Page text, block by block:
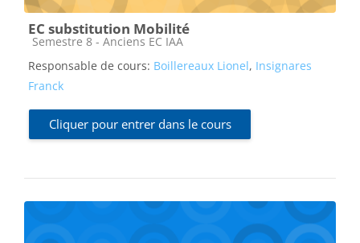
EC substitution Mobilité
Catégorie de cours
Semestre 8 - Anciens EC IAA
Responsable de cours: Boillereaux Lionel, Insignares
Franck
Cliquer pour entrer dans le cours